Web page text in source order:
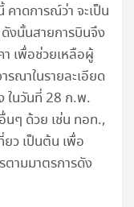
าดการณ์ว่า จะเป็น
ดังนั้นสายการบินจึง
เพื่อช่วยเหลือผู้
รณาในรายละเอียด
ในวันที่ 28 ก.พ.
นๆ ด้วย เช่น ทอท.,
ว เป็นต้น เพื่อ
ตามมาตรการดัง